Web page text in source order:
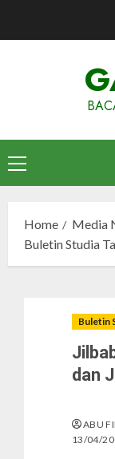
Primary
Menu
Home Media
Buletin Studia
Buletin
dan
ABU
13/04/